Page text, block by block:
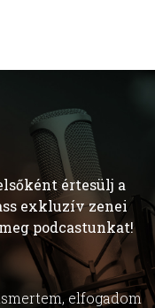
értesülj a
exkluzív zenei
podcastunkat!
elfogadom